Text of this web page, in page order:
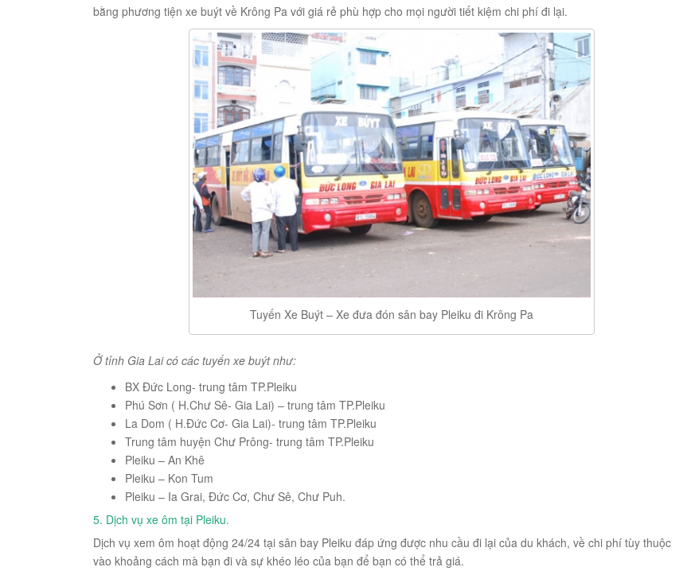
bằng phương tiện xe buýt về Krông Pa với giá rẻ phù hợp cho mọi người tiết kiệm chi phí đi lại.
Tuyến Xe Buýt – Xe đưa đón sân bay Pleiku đi Krông Pa
Ở tỉnh Gia Lai có các tuyến xe buýt như:
BX Đức Long- trung tâm TP.Pleiku
Phú Sơn ( H.Chư Sê- Gia Lai) – trung tâm TP.Pleiku
La Dom ( H.Đức Cơ- Gia Lai)- trung tâm TP.Pleiku
Trung tâm huyện Chư Prông- trung tâm TP.Pleiku
Pleiku – An Khê
Pleiku – Kon Tum
Pleiku – Ia Grai, Đức Cơ, Chư Sê, Chư Puh.
5. Dịch vụ xe ôm tại Pleiku.
Dịch vụ xem ôm hoạt động 24/24 tại sân bay Pleiku đáp ứng được nhu cầu đi lại của du khách, về chi phí tùy thuộc
vào khoảng cách mà bạn đi và sự khéo léo của bạn để bạn có thể trả giá.